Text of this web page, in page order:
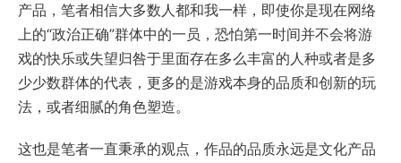
产品，笔者相信大多数人都和我一样，即使你是现在网络
上的“政治正确”群体中的一员，恐怕第一时间并不会将游
戏的快乐或失望归咎于里面存在多么丰富的人种或者是多
少少数群体的代表，更多的是游戏本身的品质和创新的玩
法，或者细腻的角色塑造。
这也是笔者一直秉承的观点，作品的品质永远是文化产品